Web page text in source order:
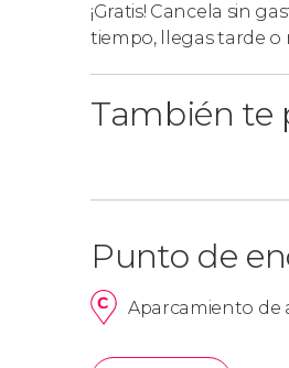
¡Gratis! Cancela sin
tiempo, llegas tarde o
También te
Punto de
Aparcamiento de